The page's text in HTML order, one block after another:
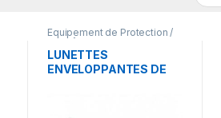
Equipement de Protection /
EPI
Vêtements de travail
LUNETTES
ENVELOPPANTES DE